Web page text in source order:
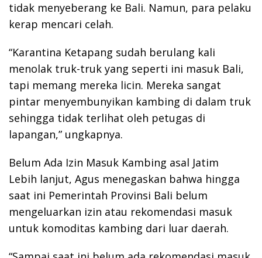
tidak menyeberang ke Bali. Namun, para pelaku
kerap mencari celah.
“Karantina Ketapang sudah berulang kali
menolak truk-truk yang seperti ini masuk Bali,
tapi memang mereka licin. Mereka sangat
pintar menyembunyikan kambing di dalam truk
sehingga tidak terlihat oleh petugas di
lapangan,” ungkapnya.
Belum Ada Izin Masuk Kambing asal Jatim
Lebih lanjut, Agus menegaskan bahwa hingga
saat ini Pemerintah Provinsi Bali belum
mengeluarkan izin atau rekomendasi masuk
untuk komoditas kambing dari luar daerah.